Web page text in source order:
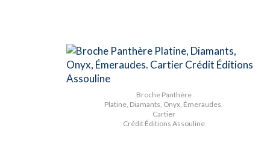
Broche Panthère
Platine, Diamants, Onyx, Émeraudes.
Cartier
Crédit Éditions Assouline